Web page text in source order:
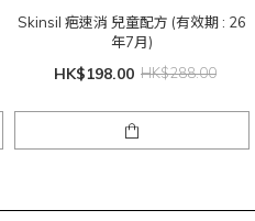
Skinsil 疤速消 兒童配方 (有效期 : 26
年7月)
HK$198.00 HK$288.00